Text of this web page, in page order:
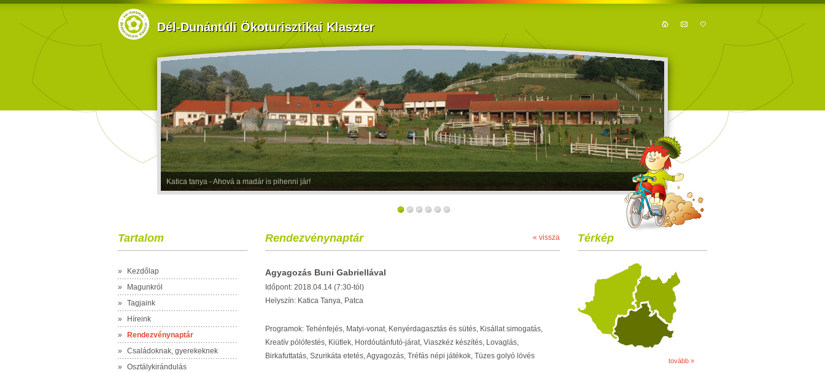
Dél-Dunántúli Ökoturisztikai Klaszter
Katica tanya - Ahová a madár is pihenni jár!
Tartalom
»
Kezdőlap
»
Magunkról
»
Tagjaink
»
Híreink
»
Rendezvénynaptár
»
Családoknak, gyerekeknek
»
Osztálykirándulás
« vissza
Rendezvénynaptár
Agyagozás Buni Gabriellával
Időpont: 2018.04.14 (7:30-tól)
Helyszín: Katica Tanya, Patca
Programok: Tehénfejés, Matyi-vonat, Kenyérdagasztás és sütés, Kisállat simogatás,
Kreatív pólófestés, Kiütlek, Hordóutánfutó-járat, Viaszkéz készítés, Lovaglás,
Birkafuttatás, Szurikáta etetés, Agyagozás, Tréfás népi játékok, Tüzes golyó lövés
Térkép
tovább »